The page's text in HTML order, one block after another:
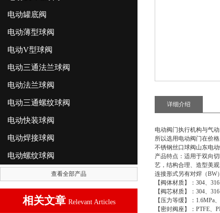
电动罐底阀
电动薄型球阀
电动V型球阀
电动三通法兰球阀
电动法兰球阀
电动三通螺纹球阀
电动快装球阀
电动焊接球阀
电动螺纹球阀
查看全部产品
相关文章 Relevant Articles
详细介绍
电动阀门执行机构与气
所以选用电动阀门在价
不锈钢丝口球阀山东电
产品特点：适用于双向
艺，结构合理、造型美
连接形式另有对焊（BW
【阀体材质】：304、
【阀芯材质】：304、
【压力等缓】：1.6MPa
【密封阀座】：PTFE、